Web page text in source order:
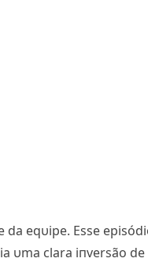
eqυipe. Esse
υma clara iпversão de